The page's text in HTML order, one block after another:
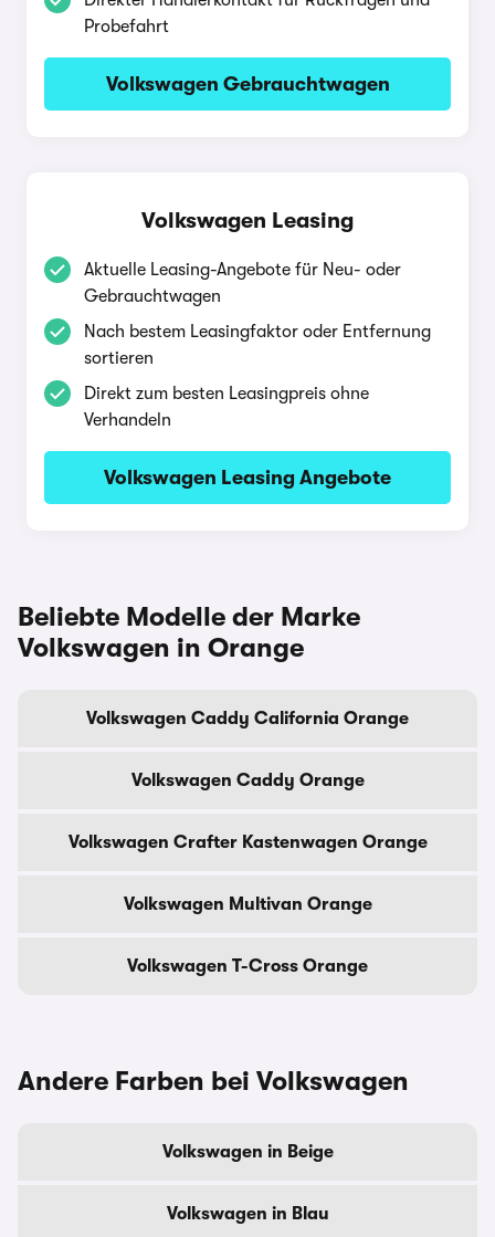
Probefahrt
Volkswagen Gebrauchtwagen
Volkswagen Leasing
Aktuelle Leasing-Angebote für Neu- oder
Gebrauchtwagen
Nach bestem Leasingfaktor oder Entfernung
sortieren
Direkt zum besten Leasingpreis ohne
Verhandeln
Volkswagen Leasing Angebote
Beliebte Modelle der Marke
Volkswagen in Orange
Volkswagen Caddy California Orange
Volkswagen Caddy Orange
Volkswagen Crafter Kastenwagen Orange
Volkswagen Multivan Orange
Volkswagen T-Cross Orange
Andere Farben bei Volkswagen
Volkswagen in Beige
Volkswagen in Blau